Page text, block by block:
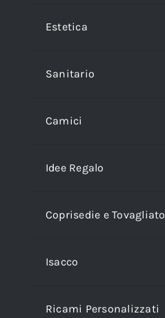
Estetica
Sanitario
Camici
Idee Regalo
Coprisedie e Tovagliato
Isacco
Ricami Personalizzati